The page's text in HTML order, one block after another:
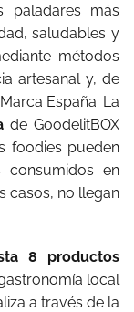
paladares más
saludables y
métodos
artesanal y, de
España. La
de GoodelitBOX
foodies pueden
en
casos, no llegan
8 productos
local
a través de la